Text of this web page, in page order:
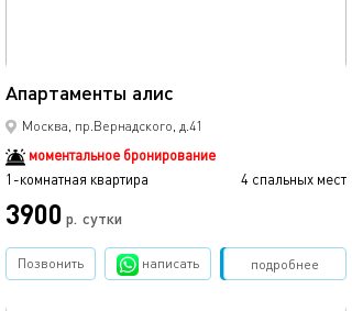
Апартаменты алис
Москва, пр.Вернадского, д.41
моментальное бронирование
1-комнатная квартира
4 спальных мест
3900 р. сутки
подробнее
Позвонить написать Забронировать